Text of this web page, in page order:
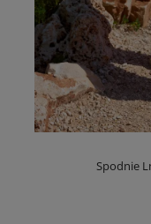
Spodnie